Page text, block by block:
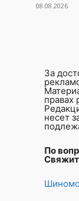
08.08.2026
За
правах
несет
По